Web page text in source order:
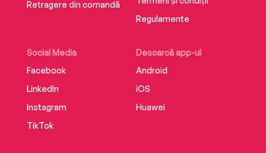
Retragere din comandă
Social Media
Facebook
LinkedIn
Instagram
TikTok
Descarcă app-ul
Android
iOS
Huawei
Regulamente